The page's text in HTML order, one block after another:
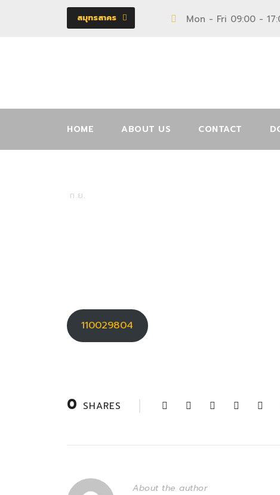
สมุทรสาคร Mon - Fri 09:00 -
HOME ABOUT US CONTACT
ก.ย.
110029804
0 SHARES
About the author